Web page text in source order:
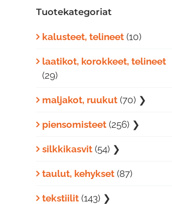
LISÄTIEDOT
Tuotekategoriat
kalusteet, telineet (10)
laatikot, korokkeet, telineet
(29)
maljakot, ruukut (70) ❯
piensomisteet (256) ❯
silkkikasvit (54) ❯
taulut, kehykset (87)
tekstiilit (143) ❯